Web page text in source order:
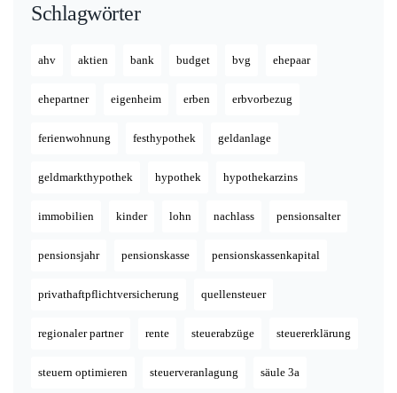
Schlagwörter
ahv aktien bank budget bvg ehepaar
ehepartner eigenheim erben erbvorbezug
ferienwohnung festhypothek geldanlage
geldmarkthypothek hypothek hypothekarzins
immobilien kinder lohn nachlass pensionsalter
pensionsjahr pensionskasse pensionskassenkapital
privathaftpflichtversicherung quellensteuer
regionaler partner rente steuerabzüge steuererklärung
steuern optimieren steuerveranlagung säule 3a